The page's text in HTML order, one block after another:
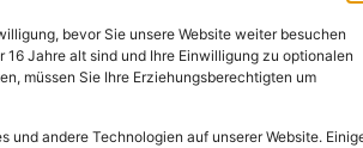
bevor Sie unsere Website weiter besuchen
16 Jahre alt sind und Ihre Einwilligung zu optionalen
müssen Sie Ihre Erziehungsberechtigten um
und andere Technologien auf unserer Website.